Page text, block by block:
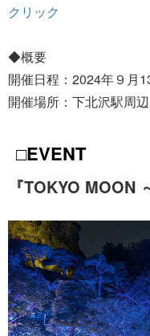
クリック
◆概要
開催日程：2024年９月
開催場所：下北沢駅周
□EVENT
『TOKYO MOON